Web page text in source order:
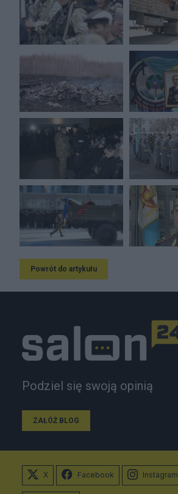
Powrót do artykułu
Podziel się swoją opinią
ZAŁÓŻ BLOG
X Facebook Instagram